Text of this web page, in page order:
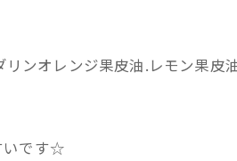
ンオレンジ果皮油.レモン果
いです☆